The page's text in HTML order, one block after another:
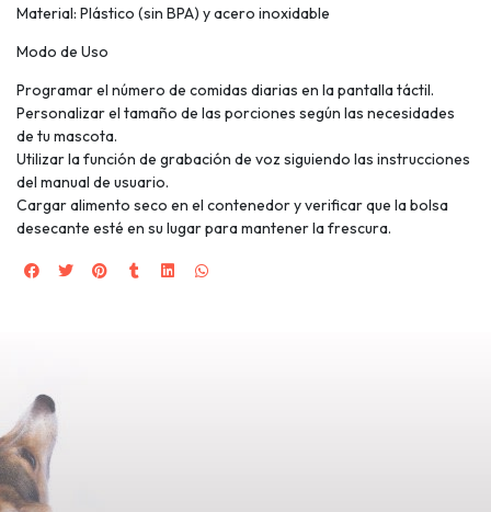
Material: Plástico (sin BPA) y acero inoxidable
Modo de Uso
Programar el número de comidas diarias en la pantalla táctil.
Personalizar el tamaño de las porciones según las necesidades
de tu mascota.
Utilizar la función de grabación de voz siguiendo las instrucciones
del manual de usuario.
Cargar alimento seco en el contenedor y verificar que la bolsa
desecante esté en su lugar para mantener la frescura.